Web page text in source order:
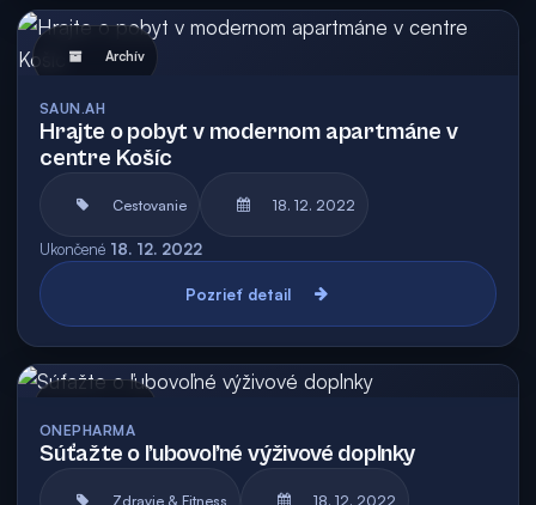
Archív
SAUN.AH
Hrajte o pobyt v modernom apartmáne v
centre Košíc
Cestovanie 18. 12. 2022
Ukončené 18. 12. 2022
Pozrieť detail
ONEPHARMA
Súťažte o ľubovoľné výživové doplnky
Zdravie & Fitness 18. 12. 2022